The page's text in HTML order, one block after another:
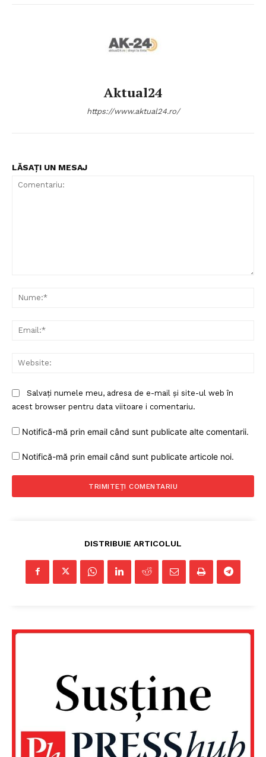
Aktual24
https://www.aktual24.ro/
LĂSAȚI UN MESAJ
Salvați numele meu, adresa de e-mail și site-ul web în
acest browser pentru data viitoare i comentariu.
Notifică-mă prin email când sunt publicate alte comentarii.
Notifică-mă prin email când sunt publicate articole noi.
DISTRIBUIE ARTICOLUL